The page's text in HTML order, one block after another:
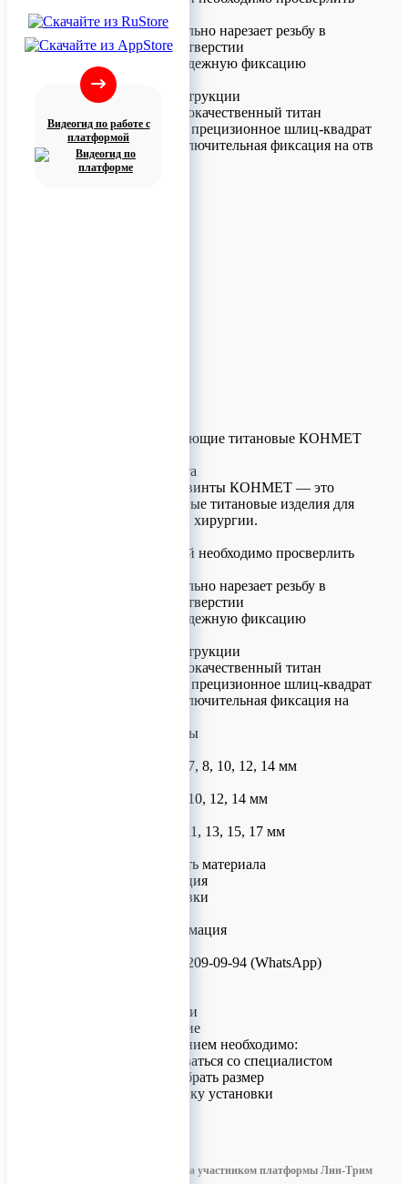
Видеогид по работе с
платформой
отверстие в кости
• Винт самостоятельно нарезает резьбу в
подготовленном отверстии
• Обеспечивает надежную фиксацию
конструкции
Особенности конструкции
• Материал: высококачественный титан
• Тип соединения: прецизионное шлиц-квадрат
• Надежность: исключительная фиксация на отв
Винты самонарезающие титановые КОНМЕТ
Описание продукта
Самонарезающие винты КОНМЕТ — это
специализированные титановые изделия для
челюстно-лицевой хирургии.
• Перед установкой необходимо просверлить
• Винт самостоятельно нарезает резьбу в
подготовленном отверстии
• Обеспечивает надежную фиксацию
Особенности конструкции
• Материал: высококачественный титан
• Тип соединения: прецизионное шлиц-квадрат
• Надежность: исключительная фиксация на
Доступные размеры
• Длина: 3, 4, 5, 6, 7, 8, 10, 12, 14 мм
• Длина: 4, 5, 6, 8, 10, 12, 14 мм
• Длина: 5.5, 7, 9, 11, 13, 15, 17 мм
• Биосовместимость материала
• Надёжная фиксация
• Простота установки
Контактная информация
Телефон: +7 (926) 209-09-94 (WhatsApp)
• В регионы России
Важное примечание
Перед использованием необходимо:
• Проконсультироваться со специалистом
• Правильно подобрать размер
• Соблюдать технику установки
Информация размещена участником платформы Лин-Трим